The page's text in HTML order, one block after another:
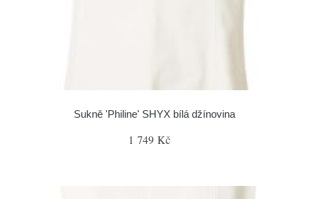
Sukně 'Philine' SHYX bílá džínovina
1 749 Kč